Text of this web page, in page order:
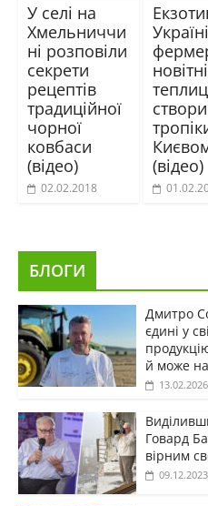
У селі на
Хмельниччи
ні розповіли
секрети
рецептів
традиційної
чорної
ковбаси
(відео)
02.02.2018
(відео)
БЛОГИ
Дмитро
єдині у
й може
13.02.2026
Говард
вірним
09.12.2023